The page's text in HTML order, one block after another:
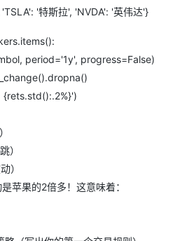
'特斯拉', 'NVDA': '英伟达'}
period='1y', progress=False)
）
）
苹果的2倍多！这意味着：